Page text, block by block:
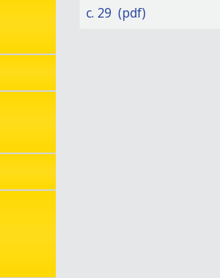
c. 29 (pdf)